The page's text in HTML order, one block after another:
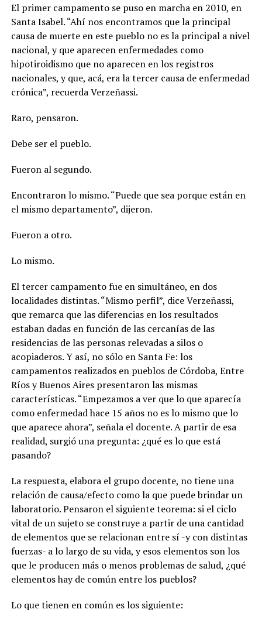
El primer campamento se puso en marcha en 2010, en
Santa Isabel. “Ahí nos encontramos que la principal
causa de muerte en este pueblo no es la principal a nivel
nacional, y que aparecen enfermedades como
hipotiroidismo que no aparecen en los registros
nacionales, y que, acá, era la tercer causa de enfermedad
crónica”, recuerda Verzeñassi.
Raro, pensaron.
Debe ser el pueblo.
Fueron al segundo.
Encontraron lo mismo. “Puede que sea porque están en
el mismo departamento”, dijeron.
Fueron a otro.
Lo mismo.
El tercer campamento fue en simultáneo, en dos
localidades distintas. “Mismo perfil”, dice Verzeñassi,
que remarca que las diferencias en los resultados
estaban dadas en función de las cercanías de las
residencias de las personas relevadas a silos o
acopiaderos. Y así, no sólo en Santa Fe: los
campamentos realizados en pueblos de Córdoba, Entre
Ríos y Buenos Aires presentaron las mismas
características.“Empezamos a ver que lo que aparecía
como enfermedad hace 15 años no es lo mismo que lo
que aparece ahora”, señala el docente. A partir de esa
realidad, surgió una pregunta: ¿qué es lo que está
pasando?
La respuesta, elabora el grupo docente, no tiene una
relación de causa/efecto como la que puede brindar un
laboratorio. Pensaron el siguiente teorema: si el ciclo
vital de un sujeto se construye a partir de una cantidad
de elementos que se relacionan entre sí -y con distintas
fuerzas- a lo largo de su vida, y esos elementos son los
que le producen más o menos problemas de salud, ¿qué
elementos hay de común entre los pueblos?
Lo que tienen en común es los siguiente: